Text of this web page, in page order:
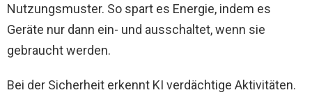
Nutzungsmuster. So spart es Energie, indem es
Geräte nur dann ein- und ausschaltet, wenn sie
gebraucht werden.
Bei der Sicherheit erkennt KI verdächtige Aktivitäten.